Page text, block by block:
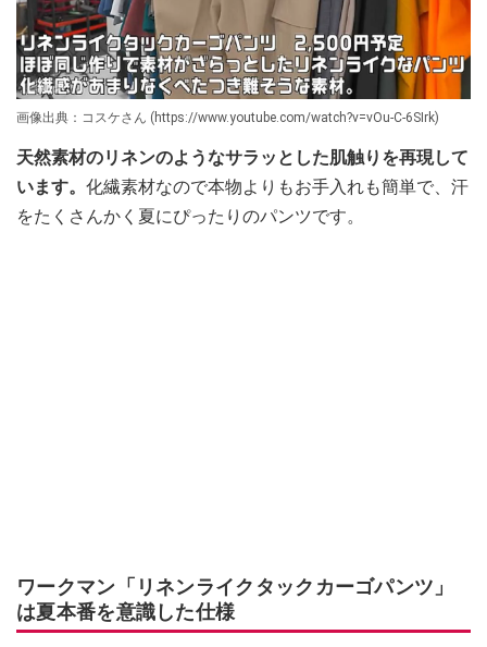
画像出典：コスケさん (https://www.youtube.com/watch?v=vOu-C-6SIrk)
天然素材のリネンのようなサラッとした肌触りを再現して
います。 化繊素材なので本物よりもお手入れも簡単で、汗
をたくさんかく夏にぴったりのパンツです。
ワークマン「リネンライクタックカーゴパンツ」
は夏本番を意識した仕様